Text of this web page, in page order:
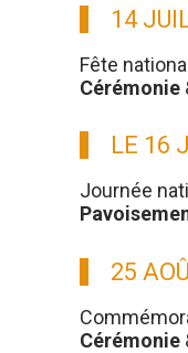
14
Fête
Cérémonie
LE 16
Journée
25
Cérémonie